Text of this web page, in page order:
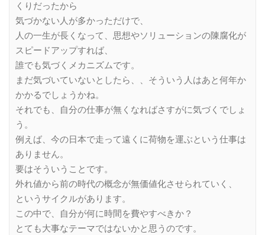
くりだったから
気づかない人が多かっただけで、
人の一生が長くなって、思想やソリューションの陳腐化が
スピードアップすれば、
誰でも気づくメカニズムです。
まだ気づいていないとしたら、、そういう人はあと何年か
かかるでしょうかね。
それでも、自分の仕事が無くなればさすがに気づくでしょ
う。
例えば、今の日本で走って遠くに荷物を運ぶという仕事は
ありません。
要はそういうことです。
外れ値から前の時代の概念が無価値化させられていく、
というサイクルがあります。
この中で、自分が何に時間を費やすべきか？
とても大事なテーマではないかと思うのです。